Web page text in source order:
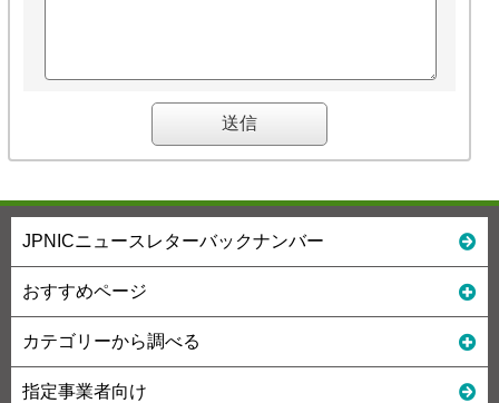
JPNICニュースレターバックナンバー
おすすめページ
カテゴリーから調べる
指定事業者向け